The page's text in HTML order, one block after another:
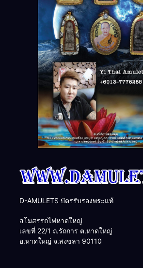
D-AMULETS บัตรรับรองพระแท้
สโมสรรถไฟหาดใหญ่
เลขที่ 22/1 ถ.รัถการ ต.หาดใหญ่
อ.หาดใหญ่ จ.สงขลา 90110